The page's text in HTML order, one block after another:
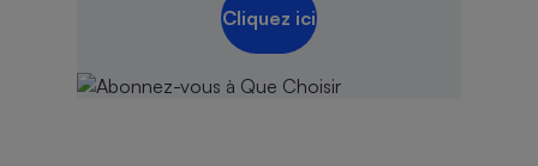
Cliquez ici